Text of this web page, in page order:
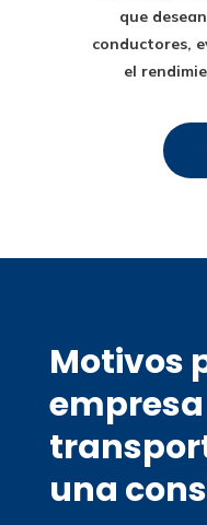
que
conductores,
el
Motivos
una